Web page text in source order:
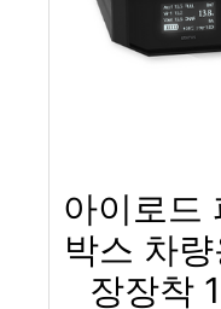
아이로드
박스 차
장장착